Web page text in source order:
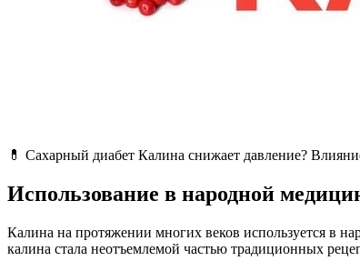
💊 Сахарный диабет Калина снижает давление?
Использование в народной
Калина на протяжении многих веков используется в
калина стала неотъемлемой частью традиционных